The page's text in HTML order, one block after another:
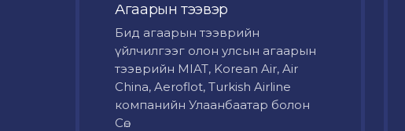
Агаарын тээвэр
Бид агаарын тээврийн
үйлчилгээг олон улсын агаарын
тээврийн MIAT, Korean Air, Air
China, Aeroflot, Turkish Airline
компанийн Улаанбаатар болон
Сө...